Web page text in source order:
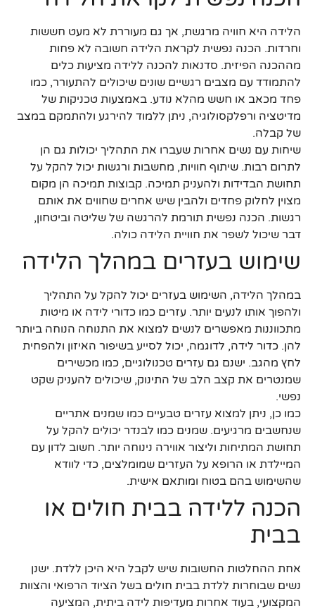
הלידה היא חוויה מרגשת, אך גם מעוררת לא מעט חששות
וחרדות. הכנה נפשית לקראת הלידה חשובה לא פחות
מההכנה הפיזית. סדנאות להכנה ללידה מציעות כלים
להתמודד עם מצבים רגשיים שונים שיכולים להתעורר, כמו
פחד מכאב או חשש מהלא נודע. באמצעות טכניקות של
מדיטציה ורפלקסולוגיה, ניתן ללמוד להירגע ולהתמקם במצב
של קבלה.
שיחות עם נשים אחרות שעברו את התהליך יכולות גם הן
לתרום רבות. שיתוף חוויות, מחשבות ורגשות יכול להקל על
תחושת הבדידות ולהעניק תמיכה. קבוצות תמיכה הן מקום
מצוין לחלוק פחדים ולהבין שיש אחרים שחווים את אותם
רגשות. הכנה נפשית תורמת להרגשה של שליטה וביטחון,
דבר שיכול לשפר את חוויית הלידה כולה.
שימוש בעזרים במהלך הלידה
במהלך הלידה, השימוש בעזרים יכול להקל על התהליך
ולהפוך אותו לנעים יותר. עזרים כמו כדורי לידה או מיטות
מתכווננות מאפשרים לנשים למצוא את התנוחה הנוחה ביותר
להן. כדור לידה, לדוגמה, יכול לסייע בשיפור האיזון ולהפחית
לחץ מהגב. ישנם גם עזרים טכנולוגיים, כמו מכשירים
שמנטרים את קצב הלב של התינוק, שיכולים להעניק שקט
נפשי.
כמו כן, ניתן למצוא עזרים טבעיים כמו שמנים אתריים
שנחשבים מרגיעים. שמנים כמו לבנדר יכולים להקל על
תחושת המתיחות וליצור אווירה נינוחה יותר. חשוב לדון עם
המיילדת או הרופא על העזרים שמומלצים, כדי לוודא
שהשימוש בהם בטוח ומותאם אישית.
הכנה ללידה בבית חולים או
בבית
אחת ההחלטות החשובות שיש לקבל היא היכן ללדת. ישנן
נשים שבוחרות ללדת בבית חולים בשל הציוד הרפואי והצוות
המקצועי, בעוד אחרות מעדיפות לידה ביתית, המציעה